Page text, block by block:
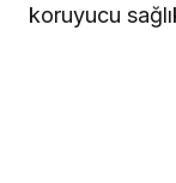
koruyucu